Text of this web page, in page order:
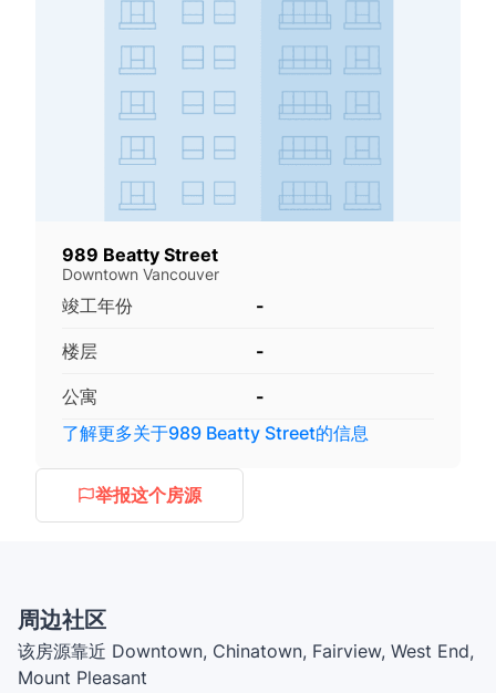
989 Beatty Street
Downtown Vancouver
竣工年份 -
楼层 -
公寓
-
了解更多关于989 Beatty Street的信息
举报这个房源
周边社区
该房源靠近 Downtown, Chinatown, Fairview, West End,
Mount Pleasant